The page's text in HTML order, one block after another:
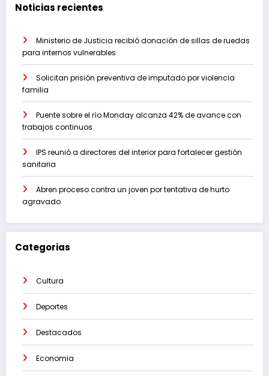
Noticias recientes
Ministerio de Justicia recibió donación de sillas de ruedas
para internos vulnerables
Solicitan prisión preventiva de imputado por violencia
familia
Puente sobre el río Monday alcanza 42% de avance con
trabajos continuos
IPS reunió a directores del interior para fortalecer gestión
sanitaria
Abren proceso contra un joven por tentativa de hurto
agravado
Categorias
Cultura
Deportes
Destacados
Economia